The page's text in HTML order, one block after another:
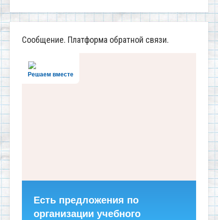
Сообщение. Платформа обратной связи.
Решаем вместе
Есть предложения по
организации учебного